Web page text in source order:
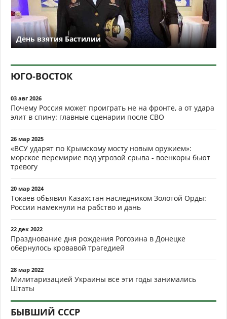
День взятия Бастилии
ЮГО-ВОСТОК
03 авг 2026
Почему Россия может проиграть не на фронте, а от удара
элит в спину: главные сценарии после СВО
26 мар 2025
«ВСУ ударят по Крымскому мосту новым оружием»:
морское перемирие под угрозой срыва - военкоры бьют
тревогу
20 мар 2024
Токаев объявил Казахстан наследником Золотой Орды:
России намекнули на рабство и дань
22 дек 2022
Празднование дня рождения Рогозина в Донецке
обернулось кровавой трагедией
28 мар 2022
Милитаризацией Украины все эти годы занимались
Штаты
БЫВШИЙ СССР